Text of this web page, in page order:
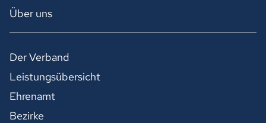
Über uns
Der Verband
Leistungsübersicht
Ehrenamt
Bezirke